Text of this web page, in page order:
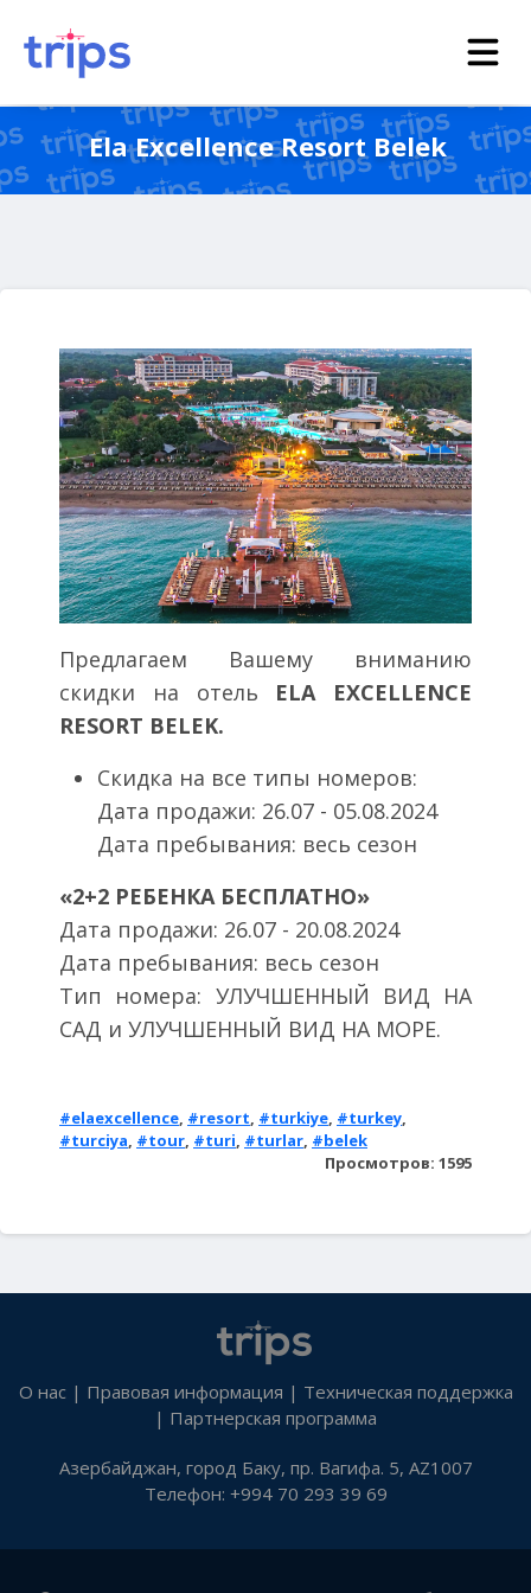
Ela Excellence Resort Belek
Предлагаем Вашему вниманию
скидки на отель ELA EXCELLENCE
RESORT BELEK.
Скидка на все типы номеров:
Дата продажи: 26.07 - 05.08.2024
Дата пребывания: весь сезон
«2+2 РЕБЕНКА БЕСПЛАТНО»
Дата продажи: 26.07 - 20.08.2024
Дата пребывания: весь сезон
Тип номера: УЛУЧШЕННЫЙ ВИД НА
САД и УЛУЧШЕННЫЙ ВИД НА МОРЕ.
#elaexcellence, #resort, #turkiye, #turkey,
#turciya, #tour, #turi, #turlar, #belek
Просмотров: 1595
О нас| Правовая информация | Техническая поддержка
| Партнерская программа
Азербайджан, город Баку, пр. Вагифа. 5, AZ1007
Телефон: +994 70 293 39 69